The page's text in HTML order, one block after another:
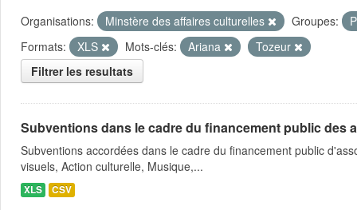
Organisations: Minstère des affaires culturelles Groupes:
Formats:
XLS Mots-clés: Ariana
Tozeur
Filtrer les resultats
Subventions dans le cadre du financement public des
Subventions accordées dans le cadre du financement public
visuels, Action culturelle, Musique,...
XLS CSV